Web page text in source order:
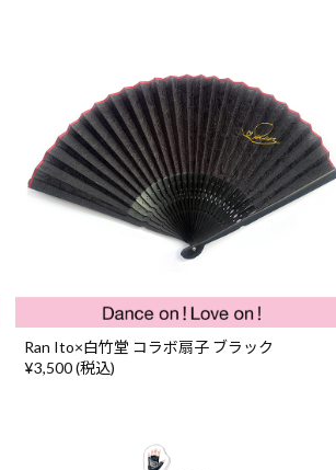
Ran Ito×白竹堂 コラボ扇子 ブラック
¥3,500 (税込)